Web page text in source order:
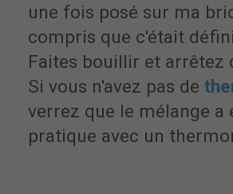
une fois posé sur ma
compris que c'était
Faites bouillir et arrêtez
Si vous n'avez pas de
verrez que le mélange
pratique avec un